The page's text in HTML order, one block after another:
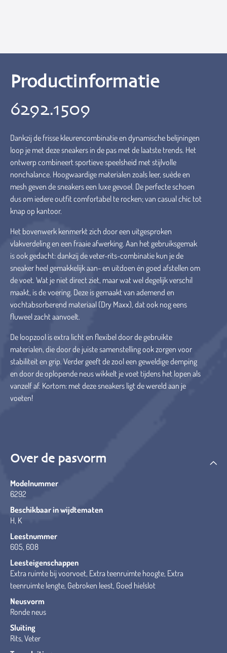
Productinformatie
6292.1509
Dankzij de frisse kleurencombinatie en dynamische belijningen
loop je met deze sneakers in de pas met de laatste trends. Het
ontwerp combineert sportieve speelsheid met stijlvolle
nonchalance. Hoogwaardige materialen zoals leer, suède en
mesh geven de sneakers een luxe gevoel. De perfecte schoen
dus om iedere outfit comfortabel te rocken; van casual chic tot
knap op kantoor.
Het bovenwerk kenmerkt zich door een uitgesproken
vlakverdeling en een fraaie afwerking. Aan het gebruiksgemak
is ook gedacht: dankzij de veter-rits-combinatie kun je de
sneaker heel gemakkelijk aan- en uitdoen én goed afstellen om
de voet. Wat je niet direct ziet, maar wat wel degelijk verschil
maakt, is de voering. Deze is gemaakt van ademend en
vochtabsorberend materiaal (Dry Maxx), dat ook nog eens
fluweel zacht aanvoelt.
De loopzool is extra licht en flexibel door de gebruikte
materialen, die door de juiste samenstelling ook zorgen voor
stabiliteit en grip. Verder geeft de zool een geweldige demping
en door de oplopende neus wikkelt je voet tijdens het lopen als
vanzelf af. Kortom: met deze sneakers ligt de wereld aan je
voeten!
Over de pasvorm
Modelnummer
6292
Beschikbaar in wijdtematen
H, K
Leestnummer
605, 608
Leesteigenschappen
Extra ruimte bij voorvoet, Extra teenruimte hoogte, Extra
teenruimte lengte, Gebroken leest, Goed hielslot
Neusvorm
Ronde neus
Sluiting
Rits, Veter